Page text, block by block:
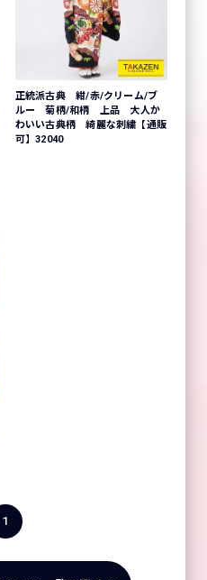
正統派古典 紺/赤/クリーム/ブ
ルー 菊柄/和柄 上品 大人か
わいい古典柄 綺麗な刺繍【通販
可】32040
1